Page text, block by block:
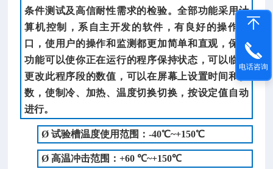
条件测试及高信耐性需求的检验。全部功能采用计
算机控制，系自主开发的软件，有良好的操作接
口，使用户的操作和监测都更加简单和直观，保持
功能可以使你正在运行的程序保持状态，可以临时
更改此程序段的数值，可以在屏幕上设置时间和参
数，使制冷、加热、温度切换切换，按设定值自动
进行。
Ø试验槽温度使用范围：-40℃~+150℃
Ø高温冲击范围：+60 ℃~+150℃
电话咨询